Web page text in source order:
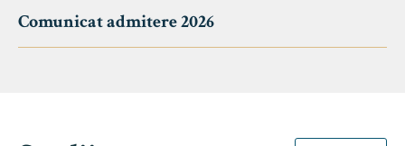
Comunicat admitere 2026